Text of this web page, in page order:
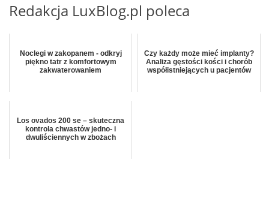
Redakcja LuxBlog.pl poleca
Noclegi w zakopanem - odkryj
piękno tatr z komfortowym
zakwaterowaniem
Czy każdy może mieć implanty?
Analiza gęstości kości i chorób
współistniejących u pacjentów
Los ovados 200 se – skuteczna
kontrola chwastów jedno- i
dwuliściennych w zbożach